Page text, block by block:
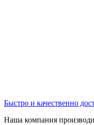
Быстро и качественно
Наша компания